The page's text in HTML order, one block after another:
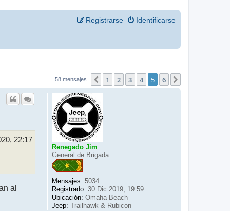
Identificarse
Registrarse
58 mensajes Anterior
1 2 3 4 5 6
Renegado Jim
General de Brigada
Mensajes: 5034
Registrado: 30 Dic 2019, 19:59
Ubicación: Omaha Beach
Jeep: Trailhawk & Rubicon
22:17
al